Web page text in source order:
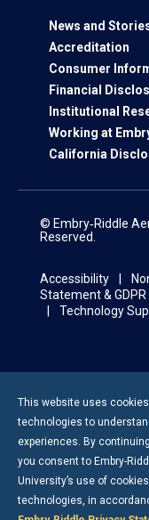
News and
Accreditation
Consumer
Financial
Institutional
Working at
California
© Embry‑Riddle
Reserved.
Accessibility
Statement & GDPR
Technology
This website uses
technologies to
experiences. By
you consent to Embry-
University’s use of
technologies, in